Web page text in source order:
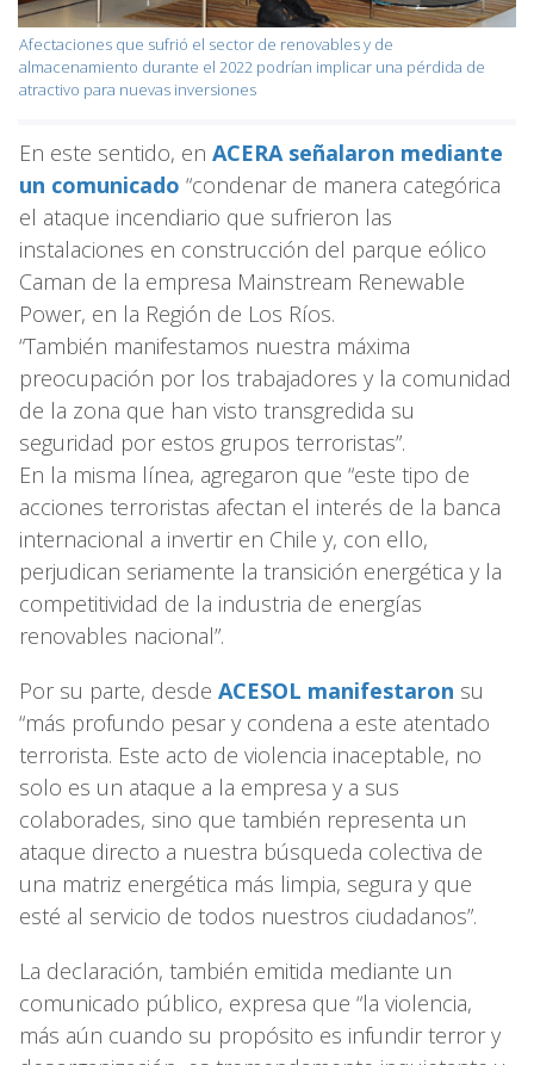
Afectaciones que sufrió el sector de renovables y de
almacenamiento durante el 2022 podrían implicar una pérdida de
atractivo para nuevas inversiones
En este sentido, en ACERA señalaron mediante
un comunicado “condenar de manera categórica
el ataque incendiario que sufrieron las
instalaciones en construcción del parque eólico
Caman de la empresa Mainstream Renewable
Power, en la Región de Los Ríos.
“También manifestamos nuestra máxima
preocupación por los trabajadores y la comunidad
de la zona que han visto transgredida su
seguridad por estos grupos terroristas”.
En la misma línea, agregaron que “este tipo de
acciones terroristas afectan el interés de la banca
internacional a invertir en Chile y, con ello,
perjudican seriamente la transición energética y la
competitividad de la industria de energías
renovables nacional”.
Por su parte, desde ACESOL manifestaron su
“más profundo pesar y condena a este atentado
terrorista. Este acto de violencia inaceptable, no
solo es un ataque a la empresa y a sus
colaborades, sino que también representa un
ataque directo a nuestra búsqueda colectiva de
una matriz energética más limpia, segura y que
esté al servicio de todos nuestros ciudadanos”.
La declaración, también emitida mediante un
comunicado público, expresa que “la violencia,
más aún cuando su propósito es infundir terror y